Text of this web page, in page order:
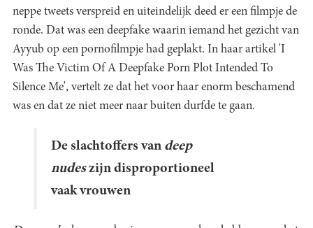
neppe tweets verspreid en uiteindelijk deed er een filmpje de
ronde. Dat was een deepfake waarin iemand het gezicht van
Ayyub op een pornofilmpje had geplakt. In haar artikel 'I
Was The Victim Of A Deepfake Porn Plot Intended To
Silence Me', vertelt ze dat het voor haar enorm beschamend
was en dat ze niet meer naar buiten durfde te gaan.
De slachtoffers van deep
nudeszijn disproportioneel
vaak vrouwen